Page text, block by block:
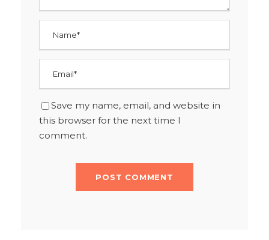
Save my name, email, and website in
this browser for the next time I
comment.